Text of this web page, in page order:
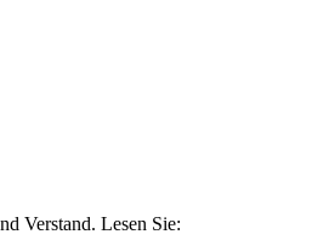
Verstand. Lesen Sie: